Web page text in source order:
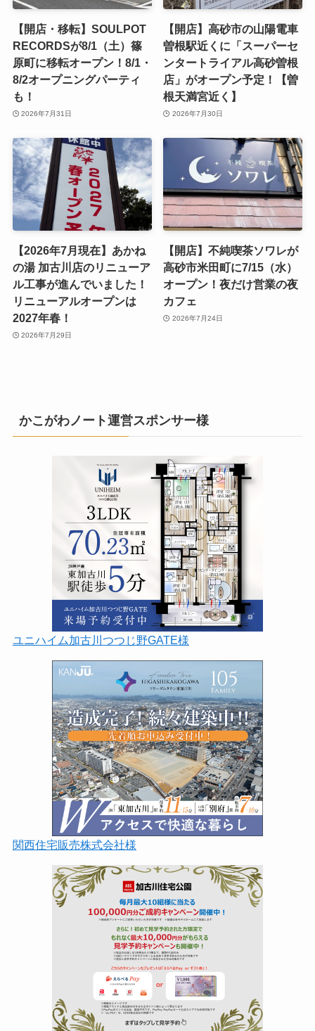
【開店・移転】SOULPOT
RECORDSが8/1（土）篠
原町に移転オープン！8/1・
8/2オープニングパーティ
も！
2026年7月31日
【開店】高砂市の山陽電車
曽根駅近くに「スーパーセ
ンタートライアル高砂曽根
店」がオープン予定！【曽
根天満宮近く】
2026年7月30日
【2026年7月現在】あかね
の湯 加古川店のリニューア
ル工事が進んでいました！
リニューアルオープンは
2027年春！
2026年7月29日
【開店】不純喫茶ソワレが
高砂市米田町に7/15（水）
オープン！夜だけ営業の夜
カフェ
2026年7月24日
かこがわノート運営スポンサー様
ユニハイム加古川つつじ野GATE様
関西住宅販売株式会社様